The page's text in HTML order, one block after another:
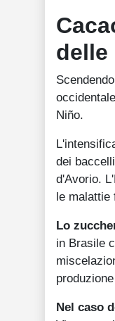
Niño.
dei
d'Avorio.
le malattie
Lo
in Brasile
Nel caso